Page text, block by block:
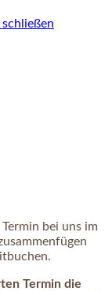
schließen
bei uns im
Termin die